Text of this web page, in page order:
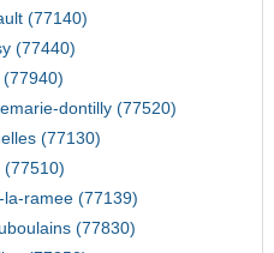
(77140)
(77440)
dontilly (77520)
(77130)
(77510)
la-ramee (77139)
(77830)